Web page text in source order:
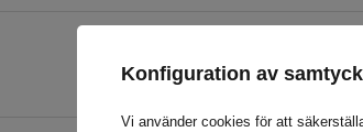
Konfiguration av
Vi använder cookies för att